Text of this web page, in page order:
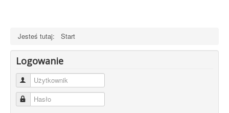
Jesteś tutaj: Start
Logowanie
Użytkownik
Hasło